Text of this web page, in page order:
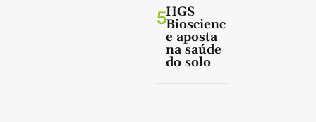
5HGS
Bioscienc
e aposta
na saúde
do solo